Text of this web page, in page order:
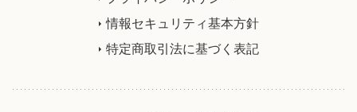
情報セキュリティ基本方針
特定商取引法に基づく表記